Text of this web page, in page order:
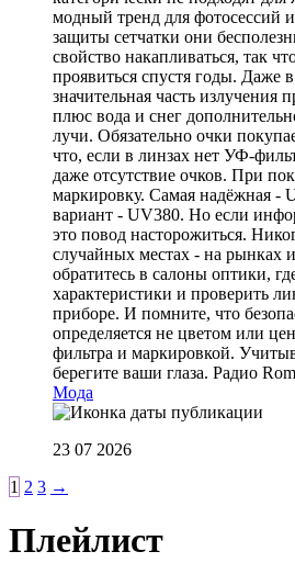
модный тренд для фотосессий
защиты сетчатки они
свойство накапливаться, так
проявиться спустя годы. Даже
значительная часть излучения
плюс вода и снег
лучи. Обязательно очки
что, если в линзах нет УФ-
даже отсутствие очков. При
маркировку. Самая надёжная -
вариант - UV380. Но если
это повод насторожиться.
случайных местах - на рынках
обратитесь в салоны оптики,
характеристики и проверить
приборе. И помните, что
определяется не цветом или
фильтра и маркировкой.
берегите ваши глаза. Радио
Мода
23 07 2026
1 2 3 →
Плейлист